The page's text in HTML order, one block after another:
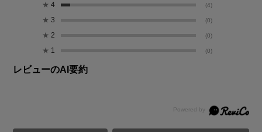
★ 4 (4)
★ 3 (0)
★ 2 (0)
★ 1 (0)
レビューのAI要約